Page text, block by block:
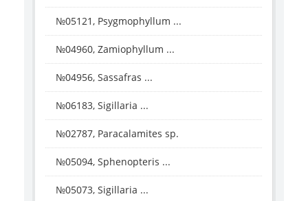
№05121, Psygmophyllum ...
№04960, Zamiophyllum ...
№04956, Sassafras ...
№06183, Sigillaria ...
№02787, Paracalamites sp.
№05094, Sphenopteris ...
№05073, Sigillaria ...